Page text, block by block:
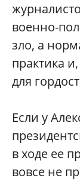
военно-
зло, а
практика
для
Если у
в ходе ее
вовсе не